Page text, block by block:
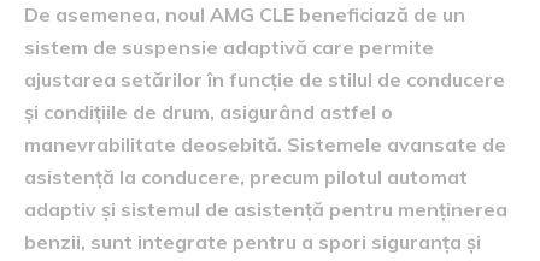
De asemenea, noul AMG CLE beneficiază de un
sistem de suspensie adaptivă care permite
ajustarea setărilor în funcție de stilul de conducere
și condițiile de drum, asigurând astfel o
manevrabilitate deosebită. Sistemele avansate de
asistență la conducere, precum pilotul automat
adaptiv și sistemul de asistență pentru menținerea
benzii, sunt integrate pentru a spori siguranța și